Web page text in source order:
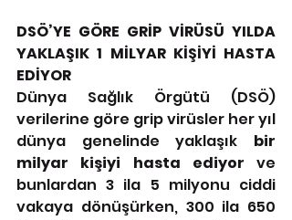
DSÖ’YE GÖRE GRİP VİRÜSÜ YILDA
YAKLAŞIK 1 MİLYAR KİŞİYİ HASTA
EDİYOR
Dünya Sağlık Örgütü (DSÖ)
verilerine göre grip virüsler her yıl
dünya genelinde yaklaşık bir
milyar kişiyi hasta ediyor ve
bunlardan 3 ila 5 milyonu ciddi
vakaya dönüşürken, 300 ila 650